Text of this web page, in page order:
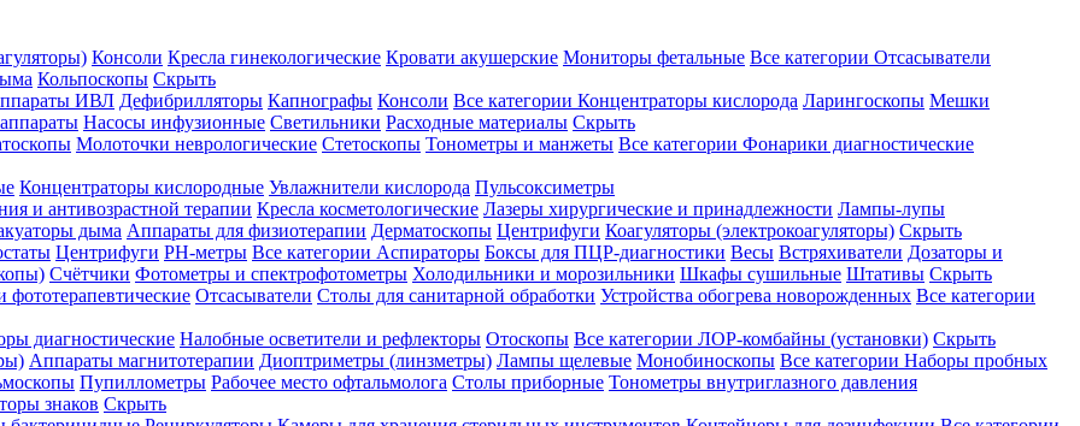
Консоли Кресла гинекологические Кровати акушерские Мониторы фетальные Все категории Отсасыватели
Кольпоскопы Скрыть
ИВЛ Дефибрилляторы Капнографы Консоли Все категории Концентраторы кислорода Ларингоскопы Мешки
Насосы инфузионные Светильники Расходные материалы Скрыть
Молоточки неврологические Стетоскопы Тонометры и манжеты Все категории Фонарики диагностические
Концентраторы кислородные Увлажнители кислорода Пульсоксиметры
и антивозрастной терапии Кресла косметологические Лазеры хирургические и принадлежности Лампы-лупы
дыма Аппараты для физиотерапии Дерматоскопы Центрифуги Коагуляторы (электрокоагуляторы) Скрыть
Центрифуги PH-метры Все категории Аспираторы Боксы для ПЦР-диагностики Весы Встряхиватели Дозаторы и
Счётчики Фотометры и спектрофотометры Холодильники и морозильники Шкафы сушильные Штативы Скрыть
фототерапевтические Отсасыватели Столы для санитарной обработки Устройства обогрева новорожденных Все категории
диагностические Налобные осветители и рефлекторы Отоскопы Все категории ЛОР-комбайны (установки) Скрыть
Аппараты магнитотерапии Диоптриметры (линзметры) Лампы щелевые Монобиноскопы Все категории Наборы пробных
Пупиллометры Рабочее место офтальмолога Столы приборные Тонометры внутриглазного давления
знаков Скрыть